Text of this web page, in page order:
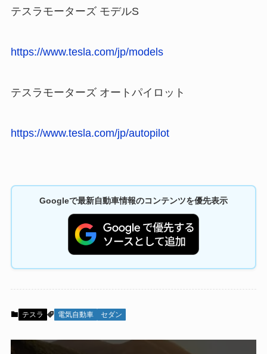
テスラモーターズ モデルS
https://www.tesla.com/jp/models
テスラモーターズ オートパイロット
https://www.tesla.com/jp/autopilot
Googleで最新自動車情報のコンテンツを優先表示
テスラ 電気自動車 セダン